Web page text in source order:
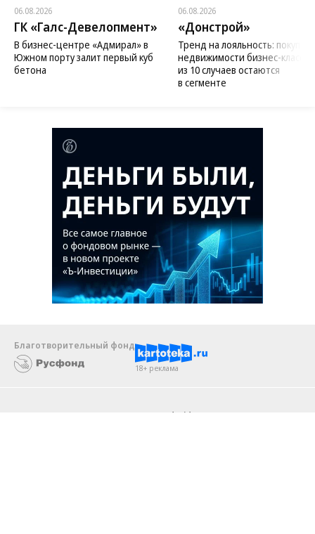
06.08.2026
ГК «Галс-Девелопмент»
В бизнес-центре «Адмирал» в
Южном порту залит первый куб
бетона
06.08.2026
«Донстрой»
Тренд на лояльность:
недвижимости бизнес-класса
из 10 случаев остаются
в сегменте
Благотворительный фонд
18+ реклама
Android